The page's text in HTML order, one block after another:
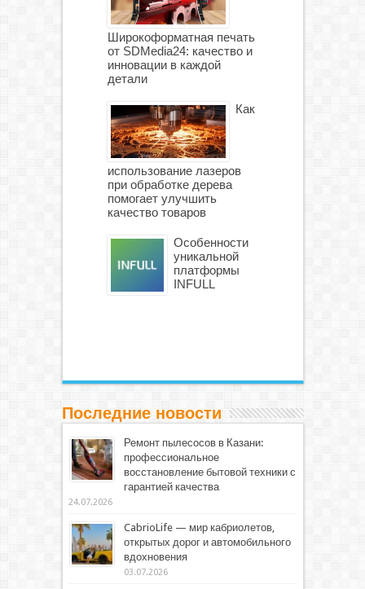
Широкоформатная печать
от SDMedia24: качество и
инновации в каждой
детали
Как
использование лазеров
при обработке дерева
помогает улучшить
качество товаров
Особенности
уникальной
платформы
INFULL
Последние новости
Ремонт пылесосов в Казани:
профессиональное
восстановление бытовой техники с
гарантией качества
24.07.2026
CabrioLife — мир кабриолетов,
открытых дорог и автомобильного
вдохновения
03.07.2026